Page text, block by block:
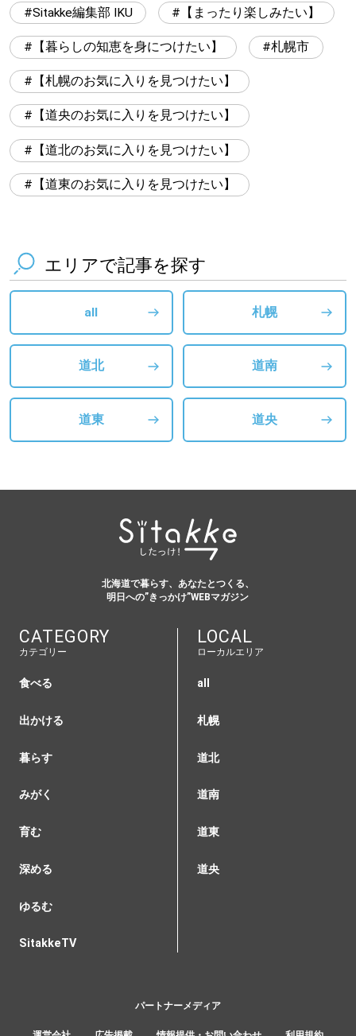
Sitakke編集部 IKU 【まったり楽しみたい】
【暮らしの知恵を身につけたい】 札幌市
【札幌のお気に入りを見つけたい】
【道央のお気に入りを見つけたい】
【道北のお気に入りを見つけたい】
【道東のお気に入りを見つけたい】
エリアで記事を探す
all 札幌
道北 道南
道東 道央
北海道で暮らす、あなたとつくる、
明日への”きっかけ”WEBマガジン
CATEGORY
カテゴリー
食べる
出かける
暮らす
みがく
育む
深める
ゆるむ
SitakkeTV
LOCAL
ローカルエリア
all
札幌
道北
道南
道東
道央
パートナーメディア